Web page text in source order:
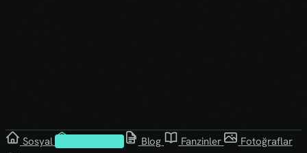
Sosyal Blog Fanzinler
Fotoğraflar